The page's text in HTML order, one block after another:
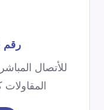
رقم
للأتصال